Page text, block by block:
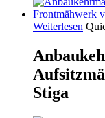
Weiterlesen
Stiga